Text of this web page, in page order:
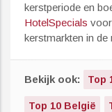
kerstperiode en
HotelSpecials
kerstmarkten in de
Bekijk ook: Top
Top 10 België